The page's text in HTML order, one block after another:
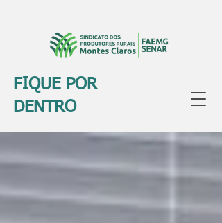
FIQUE POR
DENTRO